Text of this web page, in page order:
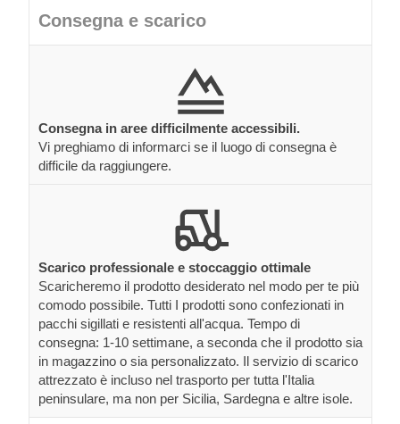
Consegna e scarico
Consegna in aree difficilmente accessibili.
Vi preghiamo di informarci se il luogo di consegna è
difficile da raggiungere.
Scarico professionale e stoccaggio ottimale
Scaricheremo il prodotto desiderato nel modo per te più
comodo possibile. Tutti I prodotti sono confezionati in
pacchi sigillati e resistenti all'acqua. Tempo di
consegna: 1-10 settimane, a seconda che il prodotto sia
in magazzino o sia personalizzato. Il servizio di scarico
attrezzato è incluso nel trasporto per tutta l'Italia
peninsulare, ma non per Sicilia, Sardegna e altre isole.